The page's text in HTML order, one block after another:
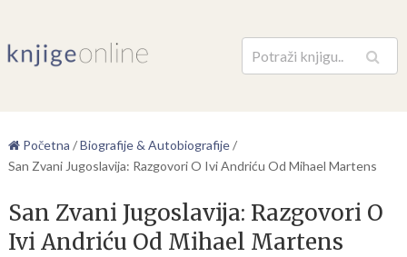
Pretraga
Početna /Biografije & Autobiografije/
San Zvani Jugoslavija: Razgovori O Ivi Andriću Od Mihael Martens
San Zvani Jugoslavija: Razgovori O
Ivi Andriću Od Mihael Martens